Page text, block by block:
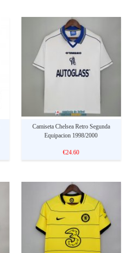
Camiseta Chelsea Retro Segunda
Equipacion 1998/2000
€24.60